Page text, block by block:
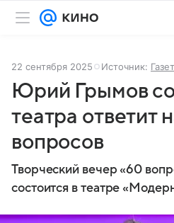
22 сентября 2025 Источник:
Юрий Грымов
театра ответит
вопросов
Творческий вечер «60
состоится в театре